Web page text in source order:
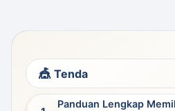
Tenda
Panduan Lengkap